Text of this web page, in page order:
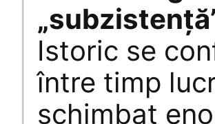
Istoric se
între timp
schimbat